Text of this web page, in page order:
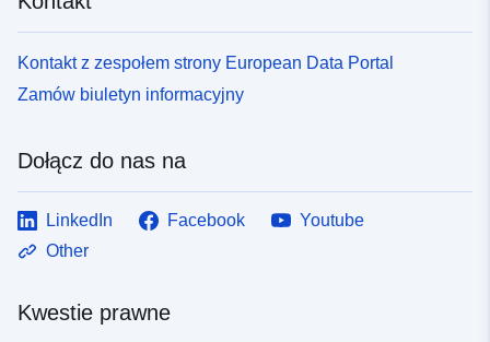
Kontakt z zespołem strony European Data Portal
Zamów biuletyn informacyjny
Dołącz do nas na
LinkedIn Facebook
Youtube
Other
Kwestie prawne